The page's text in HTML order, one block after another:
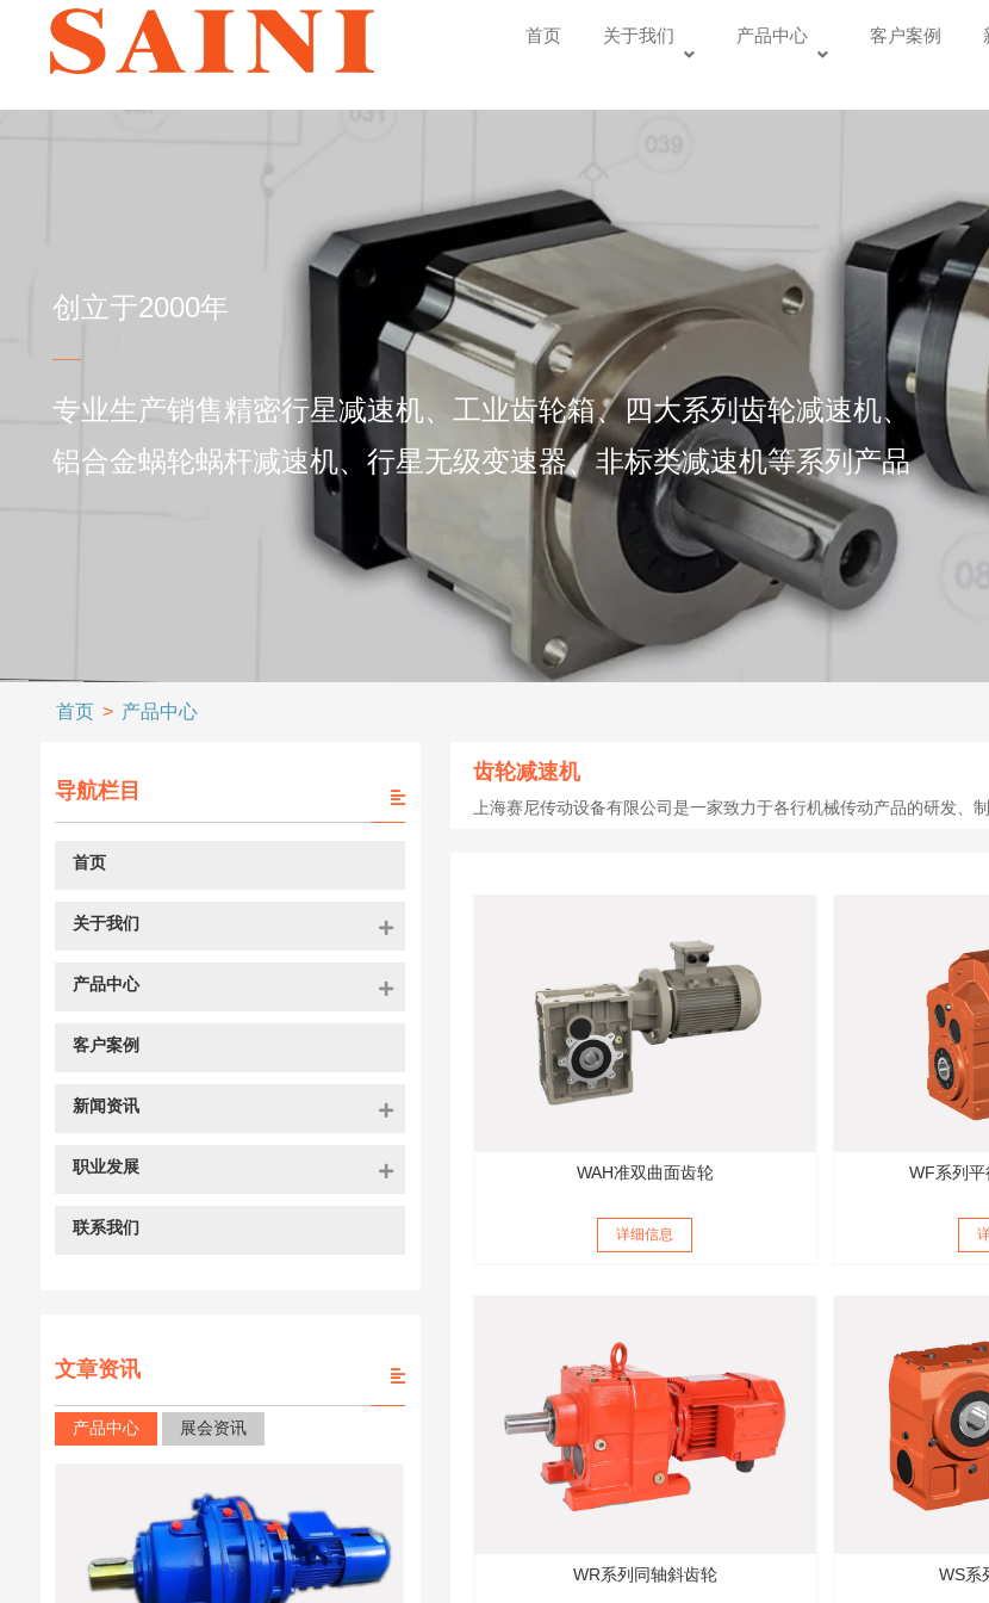
首页 关于我们 产品中心 客户案例
创立于2000年
——
专业生产销售精密行星减速机、工业齿轮箱、四大系列齿轮减速机、
铝合金蜗轮蜗杆减速机、行星无级变速器、非标类减速机等系列产品
首页 > 产品中心
齿轮减速机
上海赛尼传动设备有限公司是一家致力于各行机械传动产品的研发、
WAH准双曲面齿轮
详细信息
WF系列
WR系列同轴斜齿轮 WS系
导航栏目
首页
关于我们
产品中心
客户案例
新闻资讯
职业发展
联系我们
文章资讯
产品中心 展会资讯